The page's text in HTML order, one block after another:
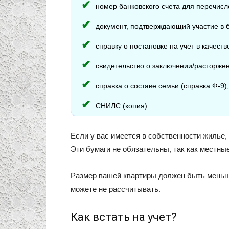
номер банковского счета для
документ, подтверждающий участие в
справку о постановке на учет в
свидетельство о заключении/
справка о составе семьи (справка Ф-9);
СНИЛС (копия).
Если у вас имеется в собственности
Эти бумаги не обязательны, так как
Размер вашей квартиры должен быть
можете не рассчитывать.
Как встать на учет?